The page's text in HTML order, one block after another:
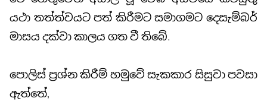
යථා තත්ත්වයට පත් කිරීමට සමාගමට දෙසැම්බර්
මාසය දක්වා කාලය ගත වී තිබේ.
පොලිස් ප්‍රශ්න කිරීම් හමුවේ සැකකාර සිසුවා පවසා
ඇත්තේ,